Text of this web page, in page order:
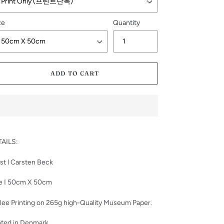
Quantity
ADD TO CART
l Carsten Beck
I 50cm X 50cm
Printing on 265g high-Quality Museum Paper.